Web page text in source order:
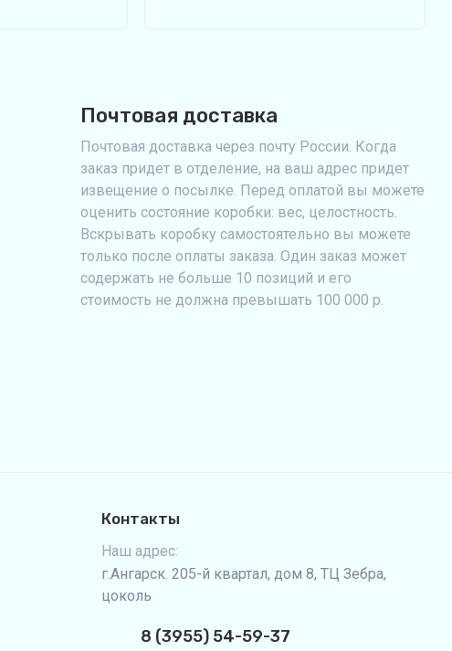
Почтовая доставка
Почтовая доставка через почту России. Когда
заказ придет в отделение, на ваш адрес придет
извещение о посылке. Перед оплатой вы можете
оценить состояние коробки: вес, целостность.
Вскрывать коробку самостоятельно вы можете
только после оплаты заказа. Один заказ может
содержать не больше 10 позиций и его
стоимость не должна превышать 100 000 р.
Контакты
Наш адрес:
г.Ангарск. 205-й квартал, дом 8, ТЦ Зебра,
цоколь
8 (3955) 54-59-37